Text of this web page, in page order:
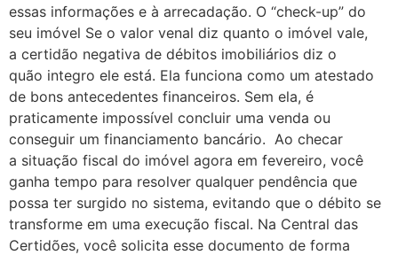
essas informações e à arrecadação. O “check-up” do
seu imóvel Se o valor venal diz quanto o imóvel vale,
a certidão negativa de débitos imobiliários diz o
quão integro ele está. Ela funciona como um atestado
de bons antecedentes financeiros. Sem ela, é
praticamente impossível concluir uma venda ou
conseguir um financiamento bancário. Ao checar
a situação fiscal do imóvel agora em fevereiro, você
ganha tempo para resolver qualquer pendência que
possa ter surgido no sistema, evitando que o débito se
transforme em uma execução fiscal. Na Central das
Certidões, você solicita esse documento de forma